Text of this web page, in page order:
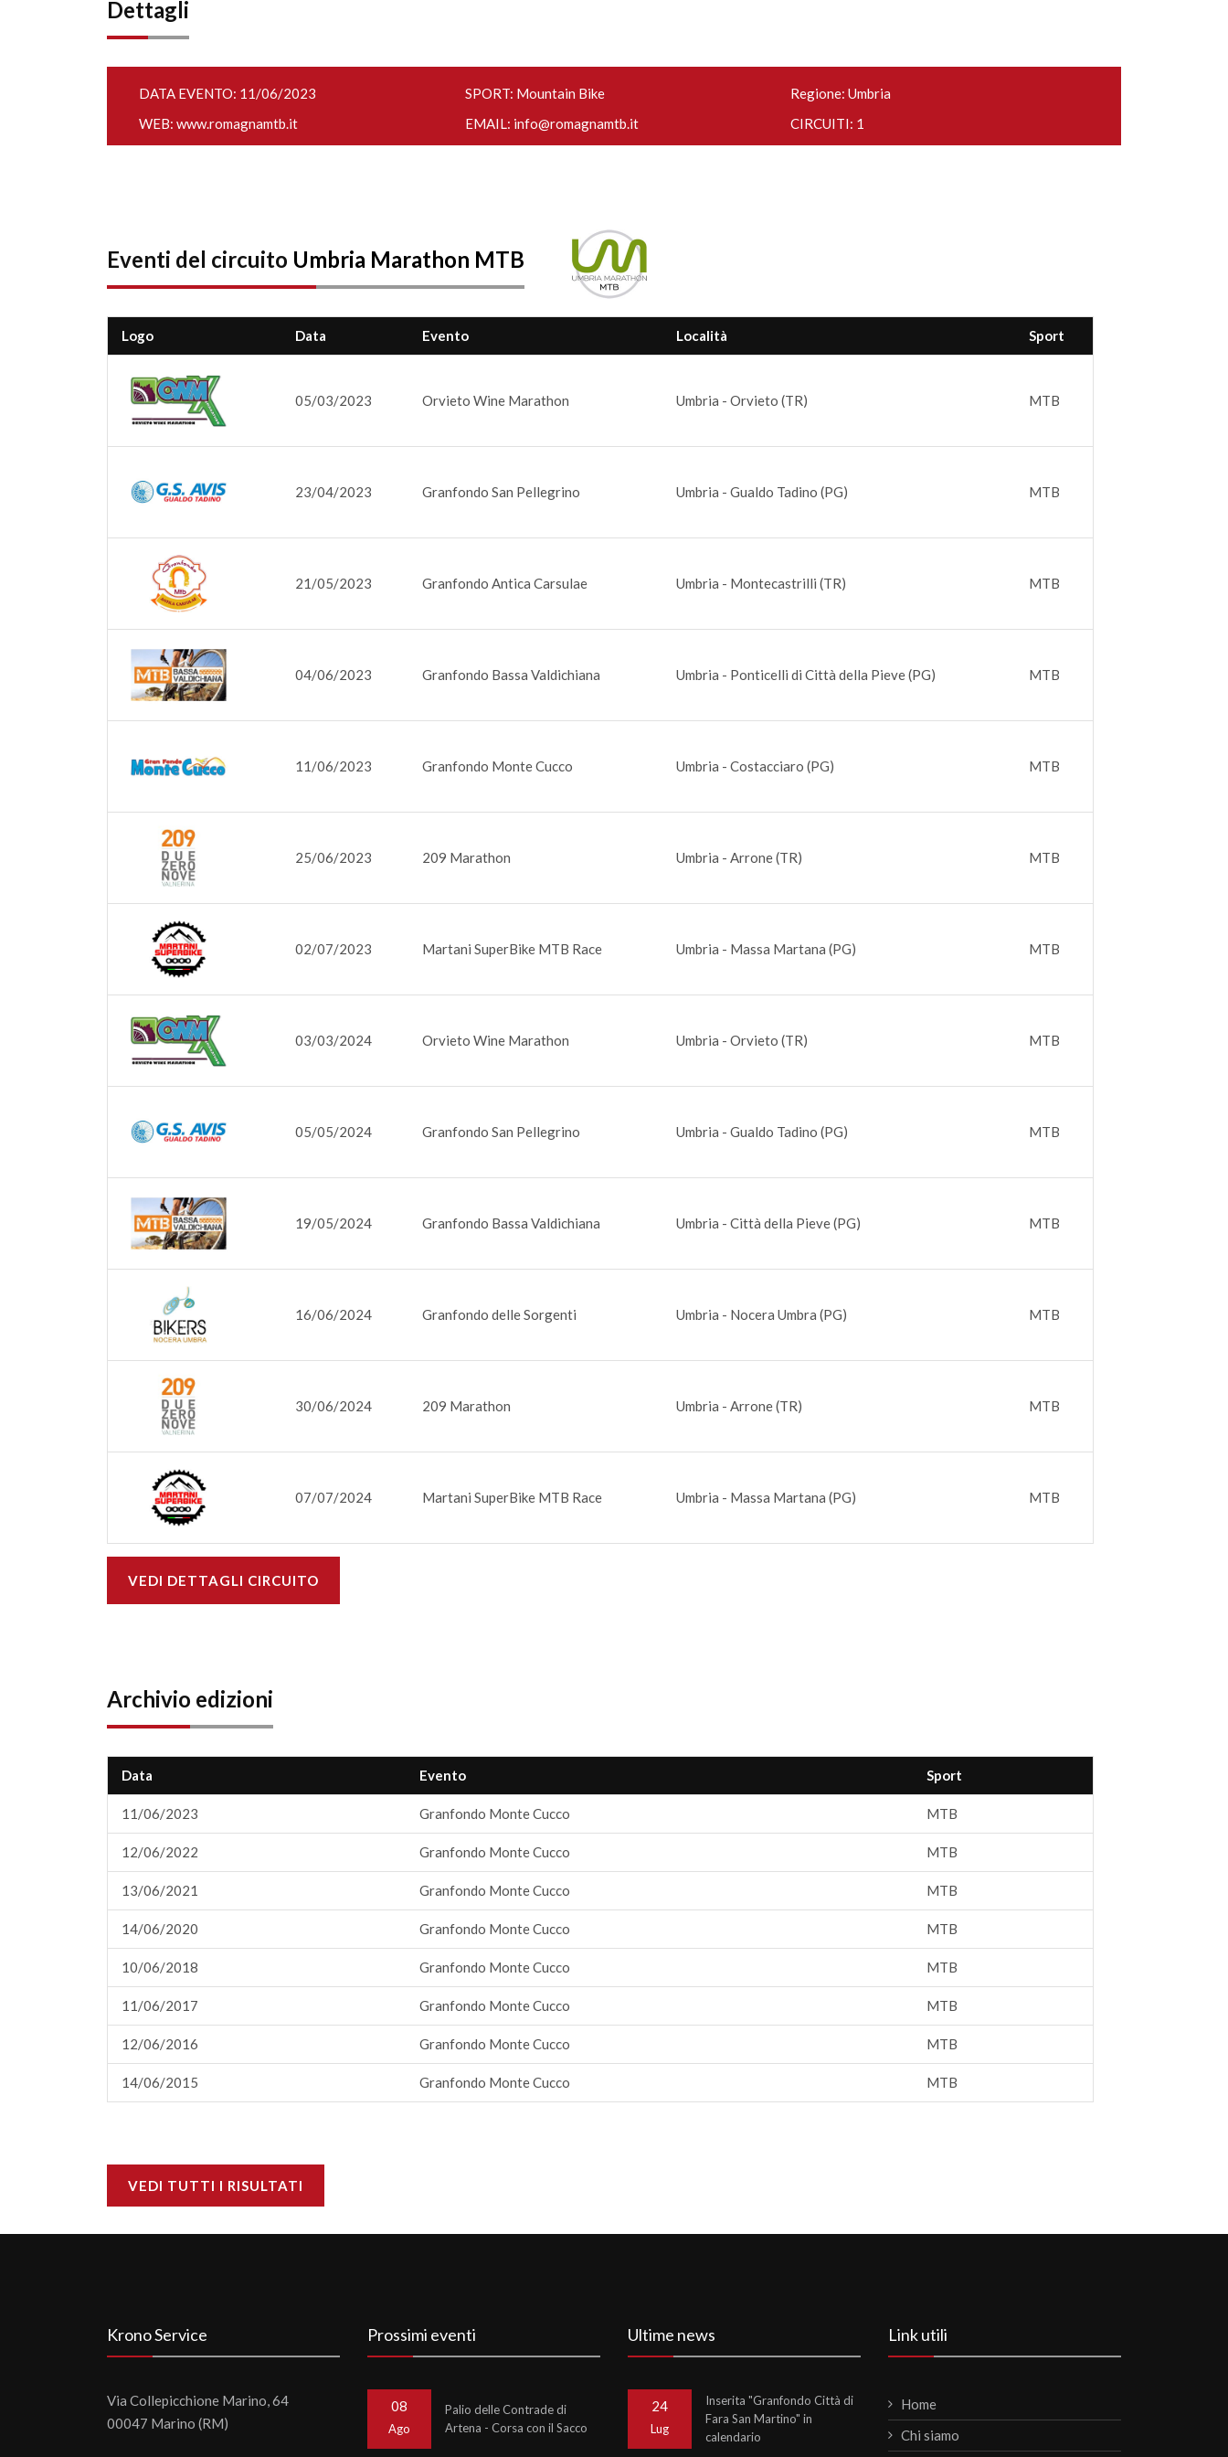
Dettagli
DATA EVENTO: 11/06/2023 SPORT: Mountain Bike
Regione: Umbria
WEB: www.romagnamtb.it EMAIL: info@romagnamtb.it CIRCUITI: 1
Eventi del circuito Umbria Marathon MTB
Logo Data Evento Località Sport
05/03/2023 Orvieto Wine Marathon Umbria - Orvieto (TR) MTB
23/04/2023 Granfondo San Pellegrino Umbria - Gualdo Tadino (PG) MTB
21/05/2023 Granfondo Antica Carsulae Umbria - Montecastrilli (TR) MTB
04/06/2023 Granfondo Bassa Valdichiana Umbria - Ponticelli di Città della Pieve (PG) MTB
11/06/2023 Granfondo Monte Cucco Umbria - Costacciaro (PG) MTB
25/06/2023 209 Marathon Umbria - Arrone (TR) MTB
02/07/2023 Martani SuperBike MTB Race Umbria - Massa Martana (PG) MTB
03/03/2024 Orvieto Wine Marathon Umbria - Orvieto (TR) MTB
05/05/2024 Granfondo San Pellegrino Umbria - Gualdo Tadino (PG) MTB
19/05/2024 Granfondo Bassa Valdichiana Umbria - Città della Pieve (PG) MTB
16/06/2024 Granfondo delle Sorgenti Umbria - Nocera Umbra (PG) MTB
30/06/2024 209 Marathon Umbria - Arrone (TR) MTB
07/07/2024 Martani SuperBike MTB Race Umbria - Massa Martana (PG) MTB
VEDI DETTAGLI CIRCUITO
Archivio edizioni
Data Evento Sport
11/06/2023 Granfondo Monte Cucco MTB
12/06/2022 Granfondo Monte Cucco MTB
13/06/2021 Granfondo Monte Cucco MTB
14/06/2020 Granfondo Monte Cucco MTB
10/06/2018 Granfondo Monte Cucco MTB
11/06/2017 Granfondo Monte Cucco MTB
12/06/2016 Granfondo Monte Cucco MTB
14/06/2015 Granfondo Monte Cucco MTB
VEDI TUTTI I RISULTATI
Krono Service
Via Collepicchione Marino, 64
00047 Marino (RM)
Prossimi eventi
08
Ago
Palio delle Contrade di
Artena - Corsa con il Sacco
Ultime news
24
Lug
Inserita "Granfondo Città di
Fara San Martino" in
calendario
Link utili
Home
Chi siamo